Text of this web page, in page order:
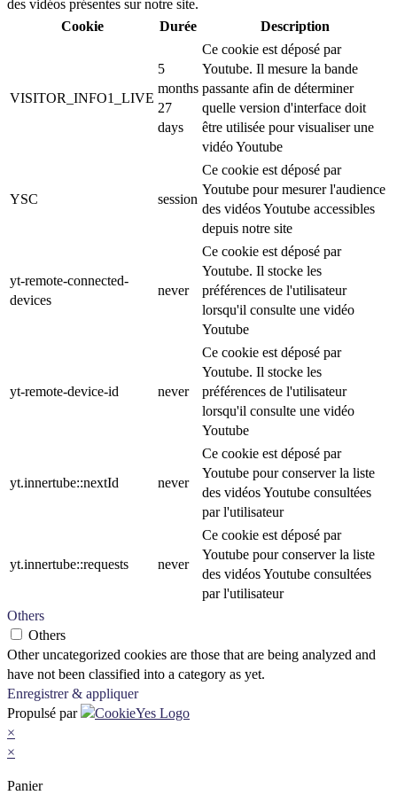
des vidéos présentes sur notre site.
Cookie
Durée Description
VISITOR_INFO1_LIVE
5
months
27
days
Ce cookie est déposé par
Youtube. Il mesure la bande
passante afin de déterminer
quelle version d'interface doit
être utilisée pour visualiser une
vidéo Youtube
YSC session
Ce cookie est déposé par
Youtube pour mesurer l'audience
des vidéos Youtube accessibles
depuis notre site
yt-remote-connected-
devices
never
Ce cookie est déposé par
Youtube. Il stocke les
préférences de l'utilisateur
lorsqu'il consulte une vidéo
Youtube
yt-remote-device-id never
Ce cookie est déposé par
Youtube. Il stocke les
préférences de l'utilisateur
lorsqu'il consulte une vidéo
Youtube
yt.innertube::nextId never
Ce cookie est déposé par
Youtube pour conserver la liste
des vidéos Youtube consultées
par l'utilisateur
yt.innertube::requests never
Ce cookie est déposé par
Youtube pour conserver la liste
des vidéos Youtube consultées
par l'utilisateur
Others
Others
Other uncategorized cookies are those that are being analyzed and
have not been classified into a category as yet.
Enregistrer & appliquer
Propulsé par
×
×
Panier